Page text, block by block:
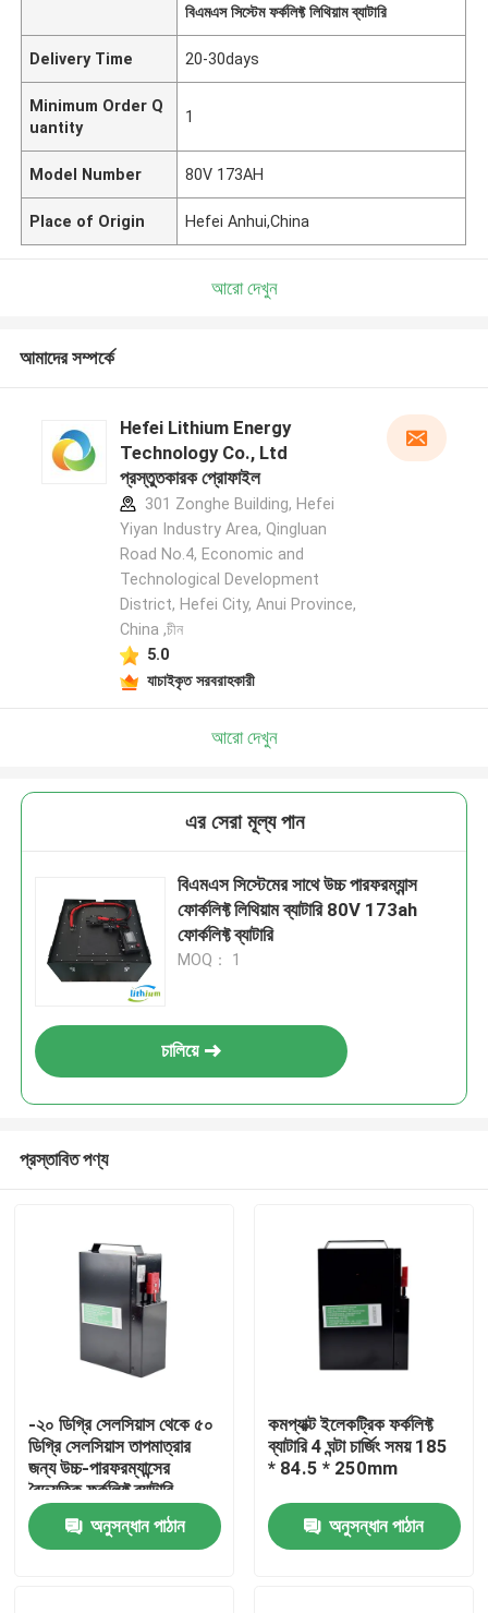
বাড়ি
বিএমএস সিস্টেম ফর্কলিফ্ট লিথিয়াম ব্যাটারি
Delivery Time 20-30days
Minimum Order Q
uantity
1
Model Number 80V 173AH
Place of Origin Hefei Anhui,China
আরো দেখুন
আমাদের সম্পর্কে
Hefei Lithium Energy
Technology Co., Ltd
প্রস্তুতকারক প্রোফাইল
301 Zonghe Building, Hefei
Yiyan Industry Area, Qingluan
Road No.4, Economic and
Technological Development
District, Hefei City, Anui Province,
China ,চীন
5.0
যাচাইকৃত সরবরাহকারী
আরো দেখুন
এর সেরা মূল্য পান
বিএমএস সিস্টেমের সাথে উচ্চ পারফরম্যান্স
ফোর্কলিফ্ট লিথিয়াম ব্যাটারি 80V 173ah
ফোর্কলিফ্ট ব্যাটারি
MOQ： 1
চালিয়ে
প্রস্তাবিত পণ্য
-২০ ডিগ্রি সেলসিয়াস থেকে ৫০
ডিগ্রি সেলসিয়াস তাপমাত্রার
জন্য উচ্চ-পারফরম্যান্সের
বৈদ্যুতিক ফর্কলিফ্ট ব্যাটারি
অনুসন্ধান পাঠান
কমপ্যাক্ট ইলেকট্রিক ফর্কলিফ্ট
ব্যাটারি 4 ঘন্টা চার্জিং সময় 185
* 84.5 * 250mm
অনুসন্ধান পাঠান